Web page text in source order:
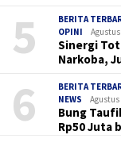
5 BERITA
OPINI
Agustus
Sinergi
Narkoba,
6 BERITA
NEWS
Agustus
Bung
Rp50 Juta